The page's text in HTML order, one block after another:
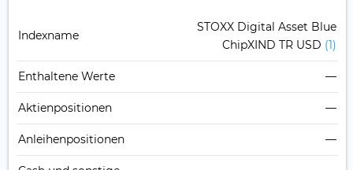
Indexname
STOXX Digital Asset Blue
ChipXIND TR USD (1)
Enthaltene Werte —
Aktienpositionen —
Anleihenpositionen —